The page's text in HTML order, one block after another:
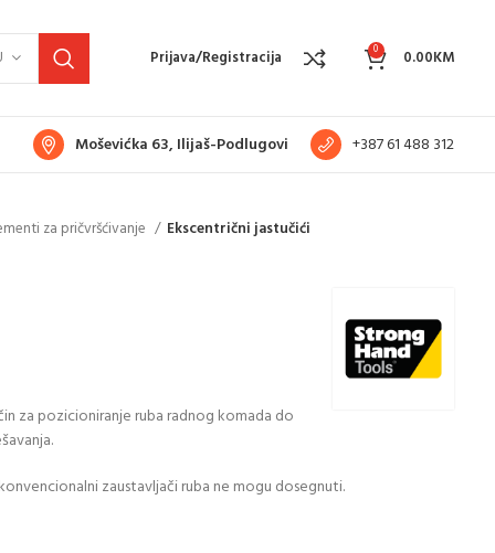
Prijava/Registracija 0 0.00KM
Moševićka 63, Ilijaš-Podlugovi +387 61 488 312
za pričvršćivanje Ekscentrični jastučići
za pozicioniranje ruba radnog komada do
zaustavljači ruba ne mogu dosegnuti.